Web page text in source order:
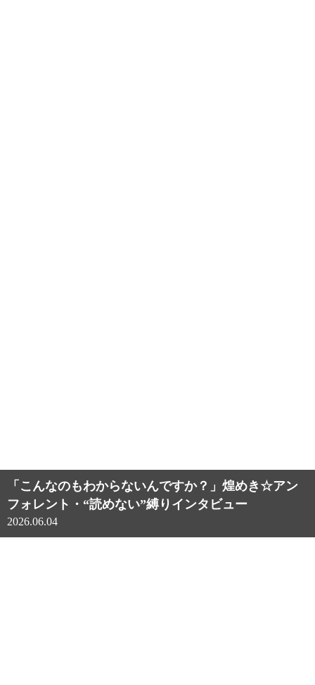
「こんなのもわからないんですか？」煌めき☆アン
フォレント・“読めない”縛りインタビュー
2026.06.04